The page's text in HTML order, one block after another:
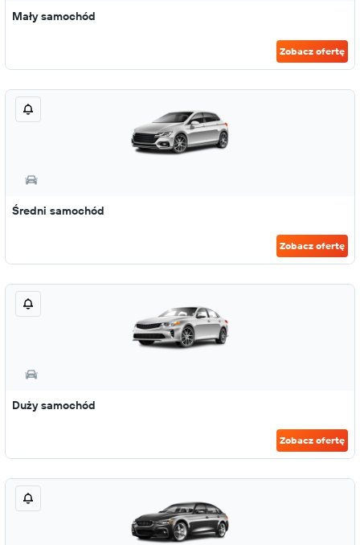
Mały samochód
Zobacz ofertę
Średni samochód
Zobacz ofertę
Duży samochód
Zobacz ofertę